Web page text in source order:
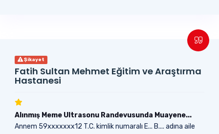
Şikayet
Fatih Sultan Mehmet Eğitim ve Araştırma
Hastanesi
Alınmış Meme Ultrasonu Randevusunda Muayene...
Annem 59xxxxxxx12 T.C. kimlik numaralı E... B.... adına aile